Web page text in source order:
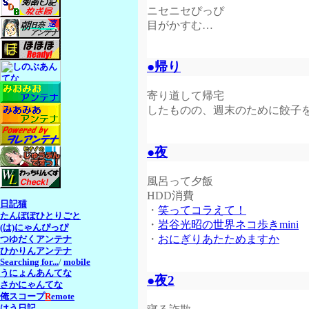
ニセニセぴっぴ
目がかすむ…
●帰り
寄り道して帰宅
したものの、週末のために餃子
●夜
風呂って夕飯
HDD消費
・ 笑ってコラえて！
・ 岩谷光昭の世界ネコ歩きmini
・ おにぎりあたためますか
●夜2
日記猫
たんぽぽひとりごと
(は)にゃんぴっぴ
つゆだくアンテナ
ひかりんアンテナ
Searching for.../ mobile
うにょんあんてな
さかにゃんてな
俺スコープRemote